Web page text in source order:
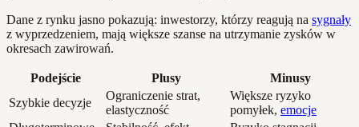
Dane z rynku jasno pokazują: inwestorzy, którzy reagują na sygnały
z wyprzedzeniem, mają większe szanse na utrzymanie zysków w
okresach zawirowań.
Podejście Plusy
Minusy
Szybkie decyzje
Ograniczenie strat,
elastyczność
Większe ryzyko
pomyłek, emocje